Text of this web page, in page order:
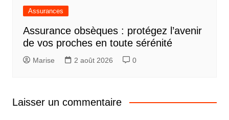
Assurances
Assurance obsèques : protégez l’avenir
de vos proches en toute sérénité
Marise 2 août 2026 0
Laisser un commentaire